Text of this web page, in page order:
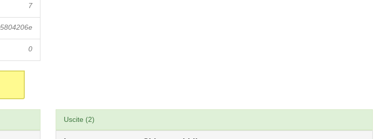
7
0
Uscite (2)